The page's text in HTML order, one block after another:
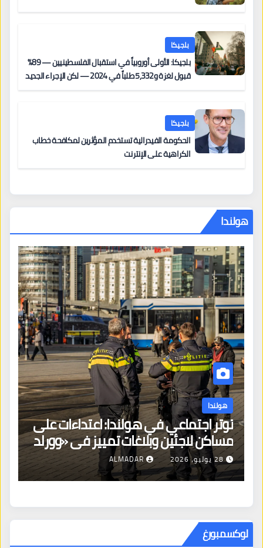
بلجيكا
بلجيكا: الأولى أوروبياً في استقبال الفلسطينيين — 89%
قبول لغزة و5,332 طلباً في 2024 — لكن الإجراء الجديد
بلجيكا
الحكومة الفيدرالية تستخدم المؤثرين لمكافحة خطاب
الكراهية على الإنترنت
هولندا
هولندا
توتر اجتماعي في هولندا: اعتداءات على
مساكن لاجئين وبلاغات تمييز في «وورلد
برايد»
28 يوليو، 2026 ALMADAR
لوكسمبورغ